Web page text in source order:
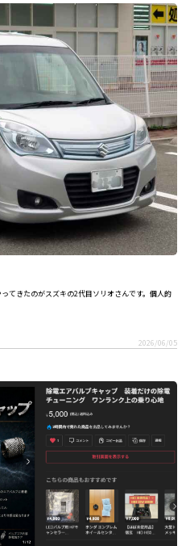
てきたのがスズキの2代目ソリオさんです。個人的
2026/06/05